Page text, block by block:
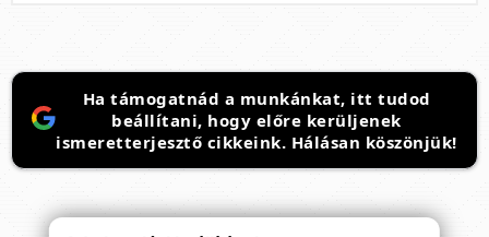
Ha támogatnád a munkánkat, itt tudod
beállítani, hogy előre kerüljenek
ismeretterjesztő cikkeink. Hálásan köszönjük!